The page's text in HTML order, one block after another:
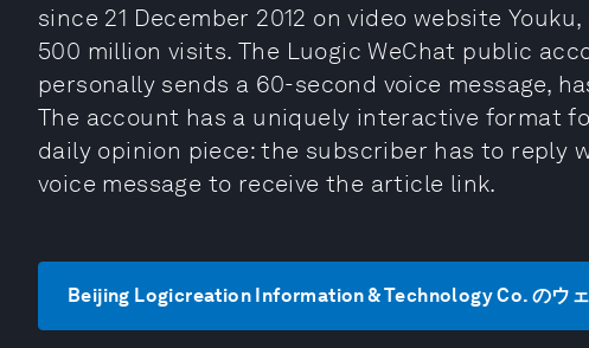
since 21 December 2012 on video website
500 million visits. The Luogic WeChat public
personally sends a 60-second voice message,
The account has a uniquely interactive format
daily opinion piece: the subscriber has to reply
voice message to receive the article link.
Beijing Logicreation Information & Technology Co. のウ